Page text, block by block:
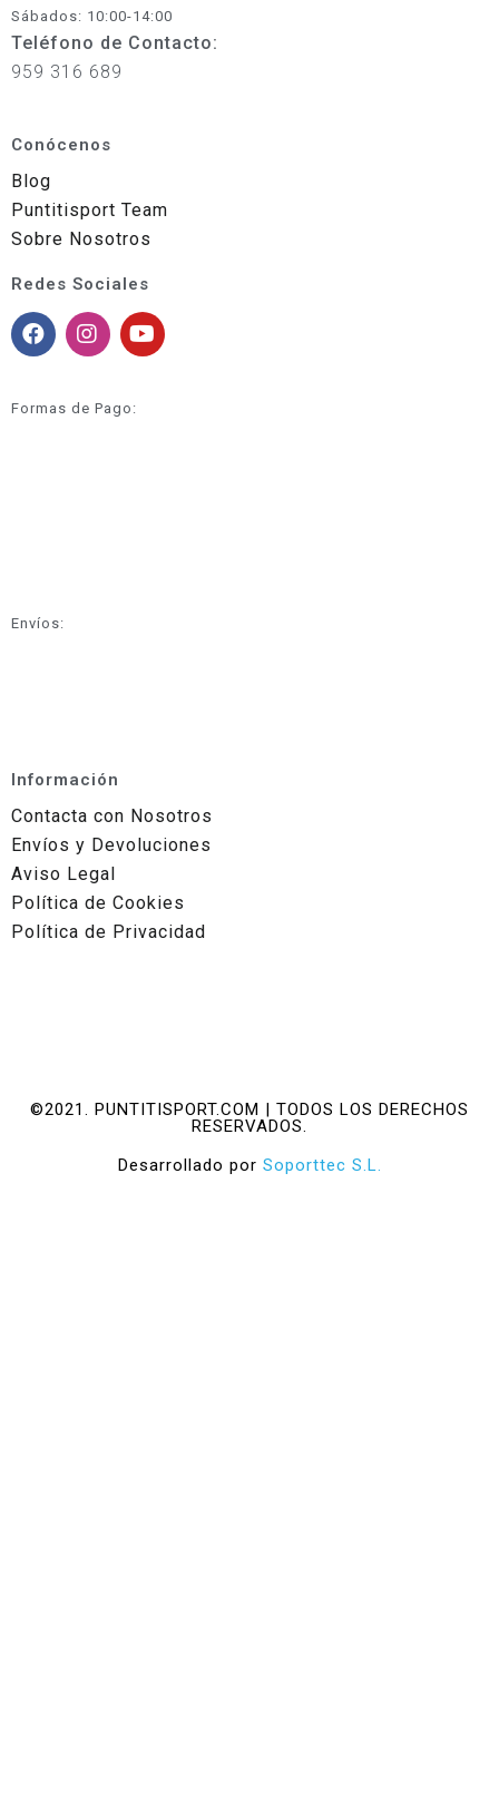
Sábados: 10:00-14:00
Teléfono de Contacto:
959 316 689
Conócenos
Blog
Puntitisport Team
Sobre Nosotros
Redes Sociales
Formas de Pago:
Envíos:
Información
Contacta con Nosotros
Envíos y Devoluciones
Aviso Legal
Política de Cookies
Política de Privacidad
©2021. PUNTITISPORT.COM | TODOS LOS DERECHOS
RESERVADOS.
Desarrollado por Soporttec S.L.